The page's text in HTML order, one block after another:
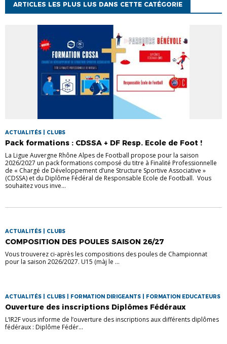
ARTICLES LES PLUS LUS DANS CETTE CATÉGORIE
ACTUALITÉS | CLUBS
Pack formations : CDSSA + DF Resp. Ecole de Foot !
La Ligue Auvergne Rhône Alpes de Football propose pour la saison
2026/2027 un pack formations composé du titre à Finalité Professionnelle
de « Chargé de Développement d’une Structure Sportive Associative »
(CDSSA) et du Diplôme Fédéral de Responsable Ecole de Football. Vous
souhaitez vous inve...
ACTUALITÉS | CLUBS
COMPOSITION DES POULES SAISON 26/27
Vous trouverez ci-après les compositions des poules de Championnat
pour la saison 2026/2027. U15 (màj le ...
ACTUALITÉS | CLUBS | FORMATION DIRIGEANTS | FORMATION EDUCATEURS
Ouverture des inscriptions Diplômes Fédéraux
L’IR2F vous informe de l’ouverture des inscriptions aux différents diplômes
fédéraux : Diplôme Fédér...